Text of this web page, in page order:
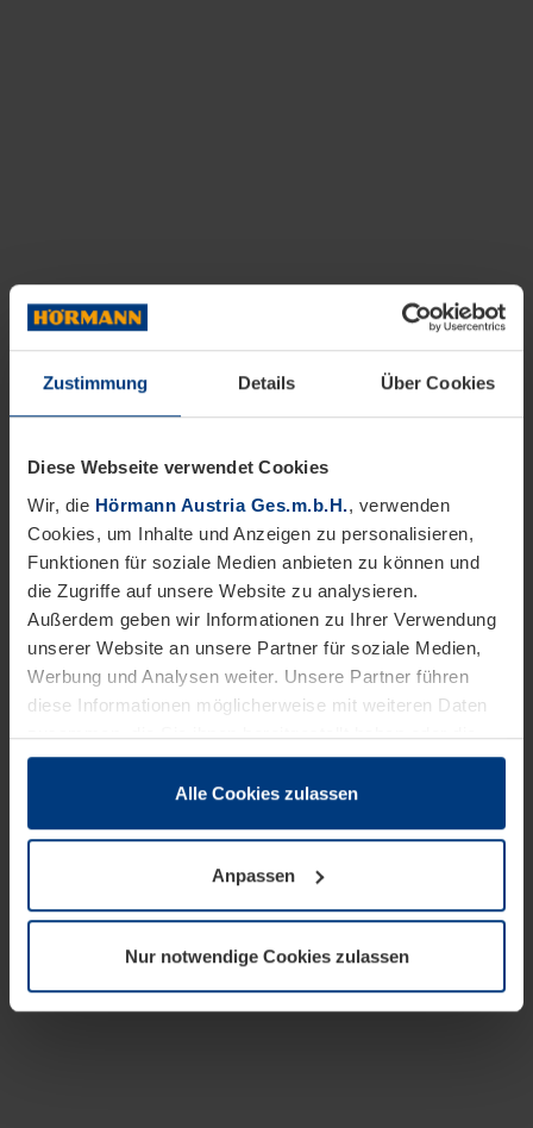
Zustimmung Details Über Cookies
Diese Webseite verwendet Cookies
Wir, die Hörmann Austria Ges.m.b.H., verwenden
Cookies, um Inhalte und Anzeigen zu personalisieren,
Funktionen für soziale Medien anbieten zu können und
die Zugriffe auf unsere Website zu analysieren.
Außerdem geben wir Informationen zu Ihrer Verwendung
unserer Website an unsere Partner für soziale Medien,
Werbung und Analysen weiter. Unsere Partner führen
diese Informationen möglicherweise mit weiteren Daten
zusammen, die Sie ihnen bereitgestellt haben oder die
sie im Rahmen Ihrer Nutzung der Dienste gesammelt
wenn diese für den Betrieb dieser Seite unbedingt
notwendig sind. Für alle anderen Cookie-Typen benötigen
wir Ihre Erlaubnis. Ihre Einwilligung können Sie jederzeit
Datenschutzerklärungunserer Website ändern oder
widerrufen.
Alle Cookies zulassen
Anpassen
Nur notwendige Cookies zulassen